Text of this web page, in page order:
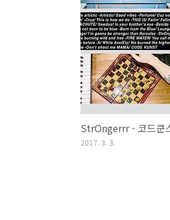
2017. 3. 3.